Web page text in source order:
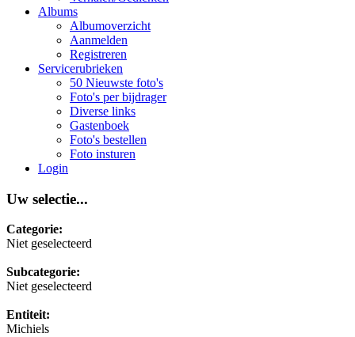
Albums
Albumoverzicht
Aanmelden
Registreren
Servicerubrieken
50 Nieuwste foto's
Foto's per bijdrager
Diverse links
Gastenboek
Foto's bestellen
Foto insturen
Login
Uw selectie...
Categorie:
Niet geselecteerd
Subcategorie:
Niet geselecteerd
Entiteit:
Michiels